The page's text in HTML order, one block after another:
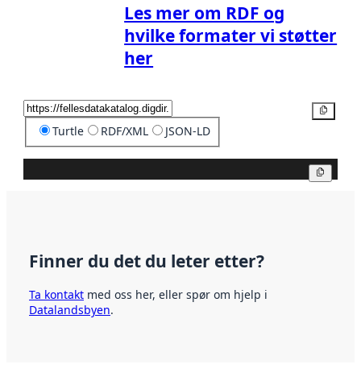
Les mer om RDF og
hvilke formater vi støtter
her
Turtle RDF/XML JSON-LD
Finner du det du leter etter?
Ta kontakt med oss her, eller spør om hjelp i
Datalandsbyen.